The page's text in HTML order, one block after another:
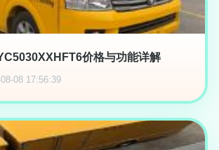
价格与功能详解
08 17:56:39